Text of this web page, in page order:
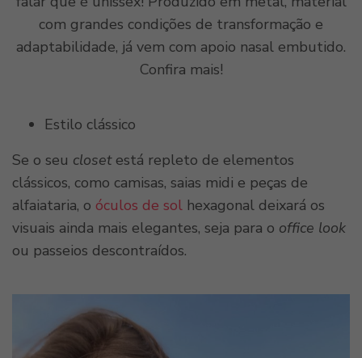
com grandes condições de transformação e
adaptabilidade, já vem com apoio nasal embutido.
Confira mais!
Estilo clássico
Se o seu closet está repleto de elementos
clássicos, como camisas, saias midi e peças de
alfaiataria, o óculos de sol hexagonal deixará os
visuais ainda mais elegantes, seja para o office look
ou passeios descontraídos.